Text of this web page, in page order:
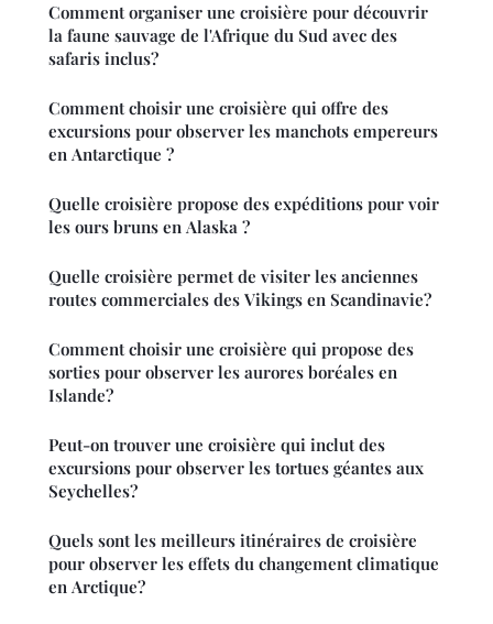
Comment organiser une croisière pour découvrir
la faune sauvage de l'Afrique du Sud avec des
safaris inclus?
Comment choisir une croisière qui offre des
excursions pour observer les manchots empereurs
en Antarctique ?
Quelle croisière propose des expéditions pour voir
les ours bruns en Alaska ?
Quelle croisière permet de visiter les anciennes
routes commerciales des Vikings en Scandinavie?
Comment choisir une croisière qui propose des
sorties pour observer les aurores boréales en
Islande?
Peut-on trouver une croisière qui inclut des
excursions pour observer les tortues géantes aux
Seychelles?
Quels sont les meilleurs itinéraires de croisière
pour observer les effets du changement climatique
en Arctique?